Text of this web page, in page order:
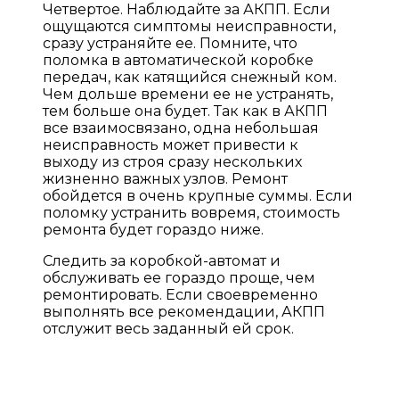
Четвертое. Наблюдайте за АКПП. Если
ощущаются симптомы неисправности,
сразу устраняйте ее. Помните, что
поломка в автоматической коробке
передач, как катящийся снежный ком.
Чем дольше времени ее не устранять,
тем больше она будет. Так как в АКПП
все взаимосвязано, одна небольшая
неисправность может привести к
выходу из строя сразу нескольких
жизненно важных узлов. Ремонт
обойдется в очень крупные суммы. Если
поломку устранить вовремя, стоимость
ремонта будет гораздо ниже.
Следить за коробкой-автомат и
обслуживать ее гораздо проще, чем
ремонтировать. Если своевременно
выполнять все рекомендации, АКПП
отслужит весь заданный ей срок.